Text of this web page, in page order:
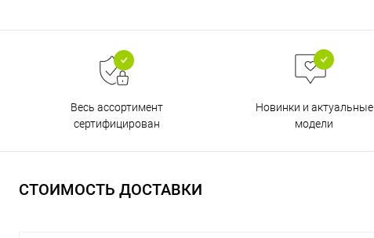
Весь ассортимент
сертифицирован
Новинки и актуальные
модели
СТОИМОСТЬ ДОСТАВКИ